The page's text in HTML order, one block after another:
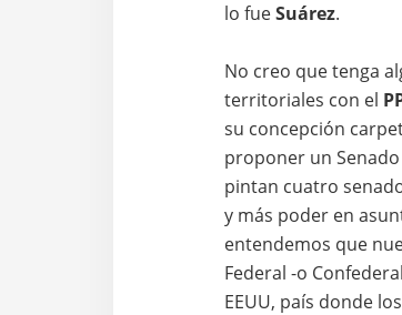
lo fueSuárez.
No creo que tenga
territoriales con el
su concepción
proponer un
pintan cuatro
y más poder en
entendemos que
Federal -o
EEUU, país donde